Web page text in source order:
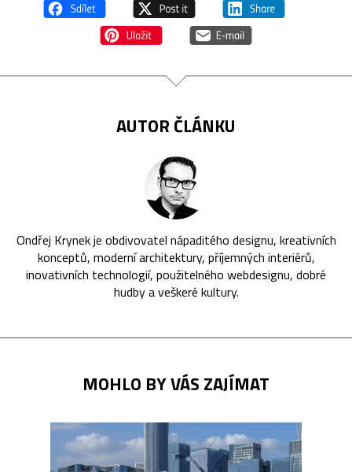
AUTOR ČLÁNKU
Ondřej Krynek je obdivovatel nápaditého designu, kreativních
konceptů, moderní architektury, příjemných interiérů,
inovativních technologií, použitelného webdesignu, dobré
hudby a veškeré kultury.
MOHLO BY VÁS ZAJÍMAT